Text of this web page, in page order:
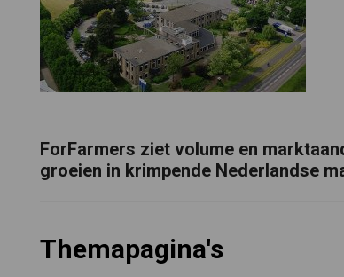
ForFarmers ziet volume en
groeien in krimpende Nederlandse
Themapagina's